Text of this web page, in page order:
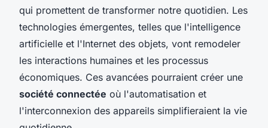
qui promettent de transformer notre quotidien. Les
technologies émergentes, telles que l'intelligence
artificielle et l'Internet des objets, vont remodeler
les interactions humaines et les processus
économiques. Ces avancées pourraient créer une
société connectée où l'automatisation et
l'interconnexion des appareils simplifieraient la vie